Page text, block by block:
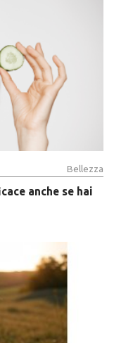
Bellezza
anche se hai